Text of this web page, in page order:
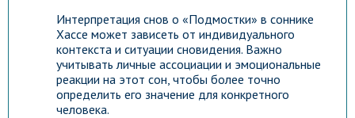
Интерпретация снов о «Подмостки» в соннике
Хассе может зависеть от индивидуального
контекста и ситуации сновидения. Важно
учитывать личные ассоциации и эмоциональные
реакции на этот сон, чтобы более точно
определить его значение для конкретного
человека.